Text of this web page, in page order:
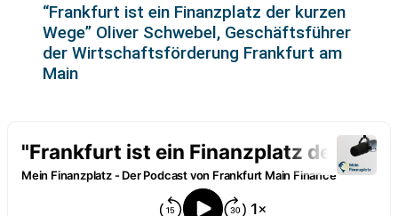
“Frankfurt ist ein Finanzplatz der kurzen
Wege” Oliver Schwebel, Geschäftsführer
der Wirtschaftsförderung Frankfurt am
Main